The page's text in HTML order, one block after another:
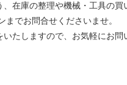
在庫の整理や機械・工具の買
でお問合せくださいませ。
たしますので、お気軽にお問